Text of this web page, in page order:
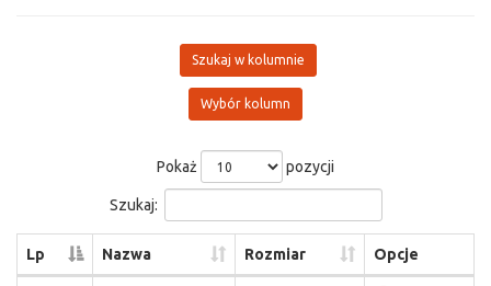
Szukaj w kolumnie
Wybór kolumn
Pokaż pozycji
Szukaj:
Lp Nazwa Rozmiar Opcje